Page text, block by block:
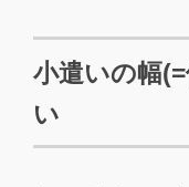
小遣いの幅
い